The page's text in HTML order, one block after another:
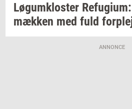
Løgum­klo­ster Re­fu­gi­um:
mæk­ken med fuld
ANNONCE